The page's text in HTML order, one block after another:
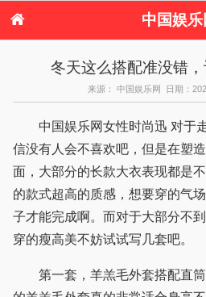
中国娱乐
服饰
塑身
新娘
购物
约会
冬天这么搭配准没错
来源： 中国娱乐网 日期：
中国娱乐网女性时尚迅 对于
信没有人会不喜欢吧，但是在塑
面，大部分的长款大衣表现都是
的款式超高的质感，想要穿的气
子才能完成啊。而对于大部分不
穿的瘦高美不妨试试写几套吧。
第一套，羊羔毛外套搭配直筒